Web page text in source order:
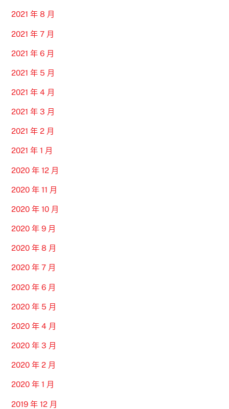
2021 年 8 月
2021 年 7 月
2021 年 6 月
2021 年 5 月
2021 年 4 月
2021 年 3 月
2021 年 2 月
2021 年 1 月
2020 年 12 月
2020 年 11 月
2020 年 10 月
2020 年 9 月
2020 年 8 月
2020 年 7 月
2020 年 6 月
2020 年 5 月
2020 年 4 月
2020 年 3 月
2020 年 2 月
2020 年 1 月
2019 年 12 月